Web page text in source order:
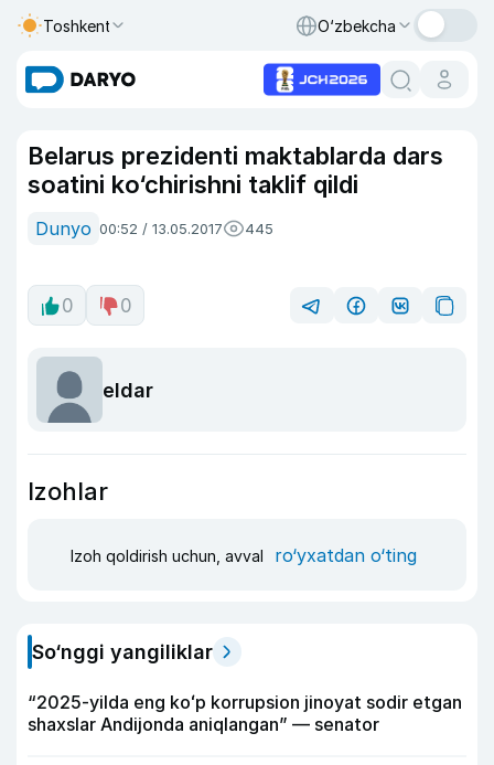
Toshkent O‘zbekcha
Belarus prezidenti maktablarda dars
soatini ko‘chirishni taklif qildi
Dunyo 00:52 / 13.05.2017 445
0 0
eldar
Izohlar
Izoh qoldirish uchun, avval ro‘yxatdan o‘ting
So‘nggi yangiliklar
“2025-yilda eng koʻp korrupsion jinoyat sodir etgan
shaxslar Andijonda aniqlangan” — senator